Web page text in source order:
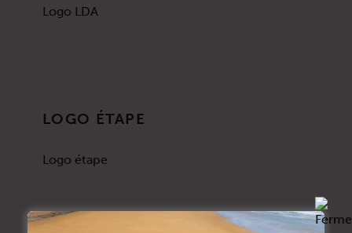
Logo LDA
LOGO ÉTAPE
Logo étape